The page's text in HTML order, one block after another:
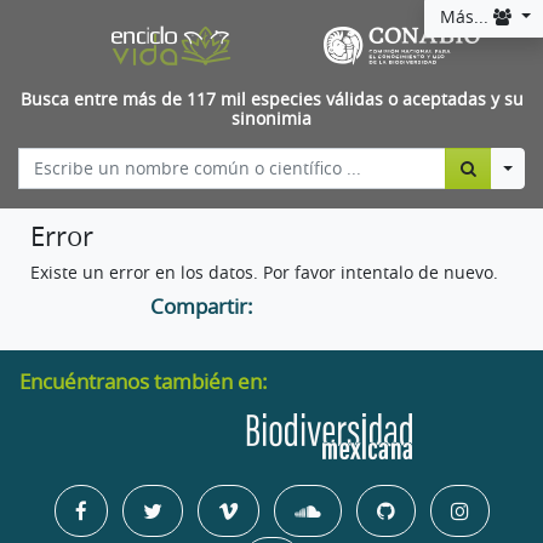
Más...
Busca entre más de 117 mil especies válidas o aceptadas y su
sinonimia
Error
Existe un error en los datos. Por favor intentalo de nuevo.
Compartir:
Encuéntranos también en: